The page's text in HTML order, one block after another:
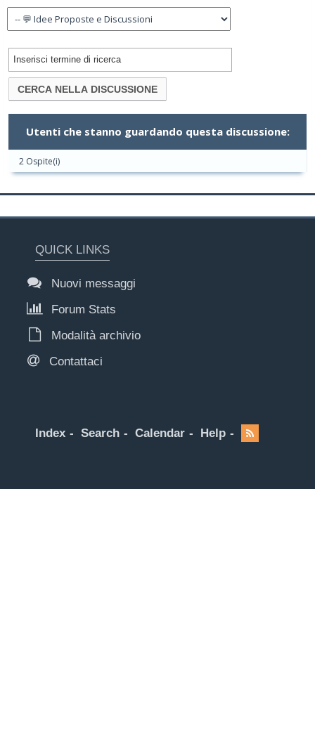
Utenti che stanno guardando questa discussione:
2 Ospite(i)
QUICK LINKS
Nuovi messaggi
Forum Stats
Modalità archivio
Contattaci
Index Search Calendar Help